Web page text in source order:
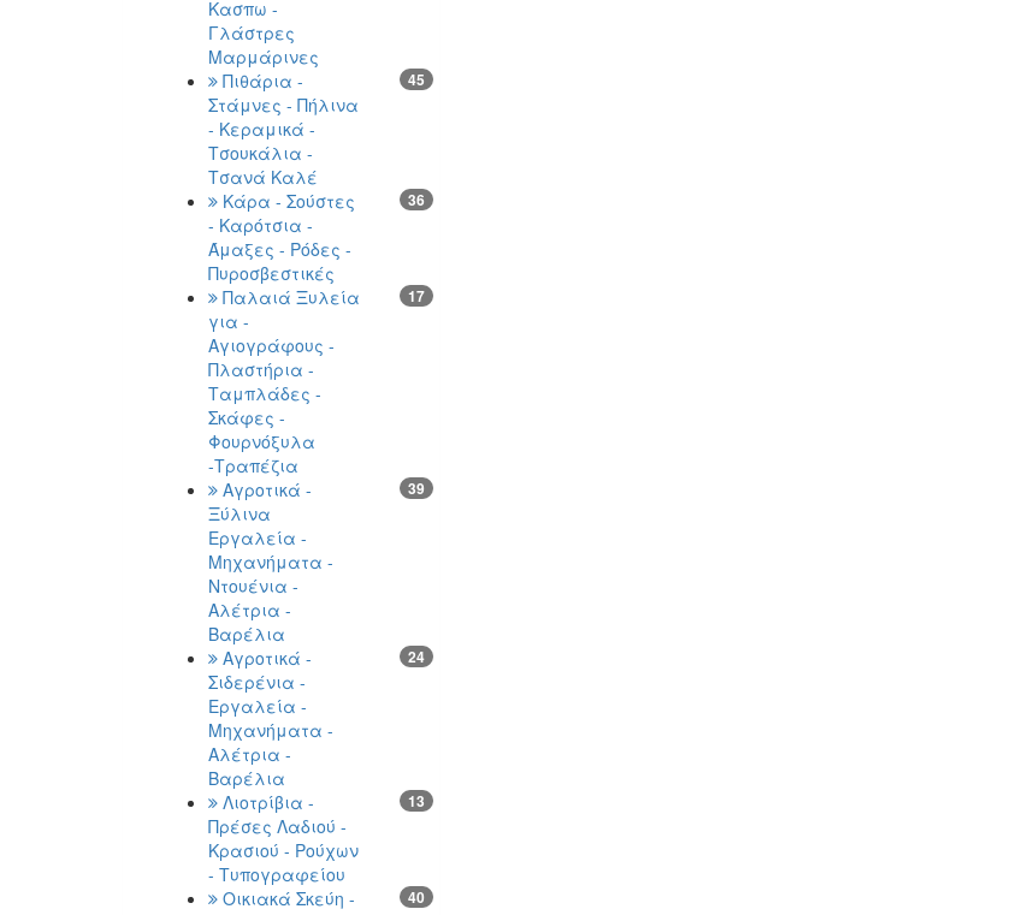
Κασπω -
Γλάστρες
Μαρμάρινες
Πιθάρια -
Στάμνες - Πήλινα
- Κεραμικά -
Τσουκάλια -
Τσανά Καλέ
45
Κάρα - Σούστες
- Καρότσια -
Άμαξες - Ρόδες -
Πυροσβεστικές
36
Παλαιά Ξυλεία
για -
Αγιογράφους -
Πλαστήρια -
Ταμπλάδες -
Σκάφες -
Φουρνόξυλα
-Τραπέζια
17
Αγροτικά -
Ξύλινα
Εργαλεία -
Μηχανήματα -
Ντουένια -
Αλέτρια -
Βαρέλια
39
Αγροτικά -
Σιδερένια -
Εργαλεία -
Μηχανήματα -
Αλέτρια -
Βαρέλια
24
Λιοτρίβια -
Πρέσες Λαδιού -
Κρασιού - Ρούχων
- Τυπογραφείου
13
Οικιακά Σκεύη -
40